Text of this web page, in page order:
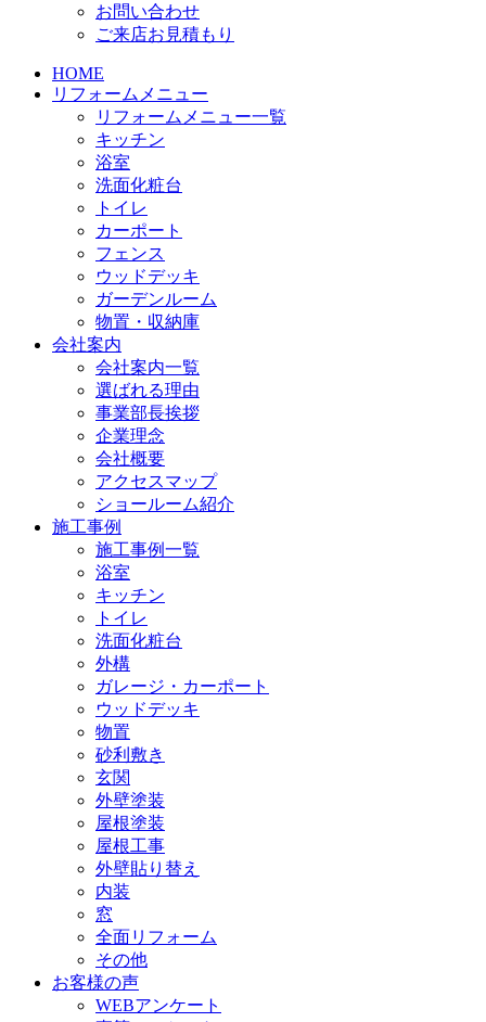
お問い合わせ
ご来店お見積もり
HOME
リフォームメニュー
リフォームメニュー一覧
キッチン
浴室
洗面化粧台
トイレ
カーポート
フェンス
ウッドデッキ
ガーデンルーム
物置・収納庫
会社案内
会社案内一覧
選ばれる理由
事業部長挨拶
企業理念
会社概要
アクセスマップ
ショールーム紹介
施工事例
施工事例一覧
浴室
キッチン
トイレ
洗面化粧台
外構
ガレージ・カーポート
ウッドデッキ
物置
砂利敷き
玄関
外壁塗装
屋根塗装
屋根工事
外壁貼り替え
内装
窓
全面リフォーム
その他
お客様の声
WEBアンケート